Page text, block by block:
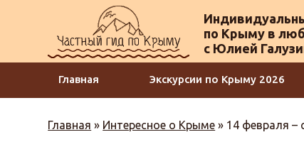
по Крыму в
с Юлией
Главная Экскурсии по Крыму 2026
Главная » Интересное о Крыме » 14 февраля –